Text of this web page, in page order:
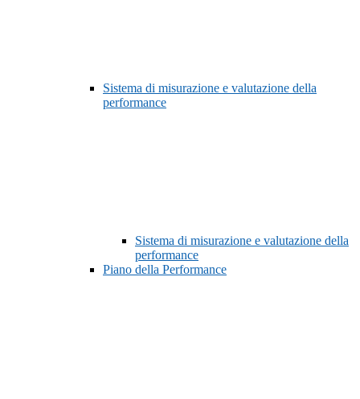
Sistema di misurazione e valutazione della
performance
Sistema di misurazione e valutazione della
performance
Piano della Performance